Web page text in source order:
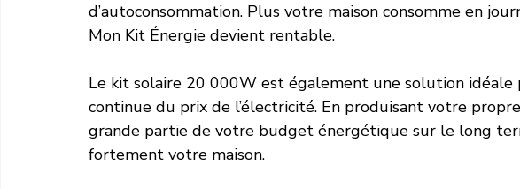
d’autoconsommation. Plus votre maison consomme en
Mon Kit Énergie devient rentable.
Le kit solaire 20 000W est également une solution idéale
continue du prix de l’électricité. En produisant votre
grande partie de votre budget énergétique sur le long
fortement votre maison.